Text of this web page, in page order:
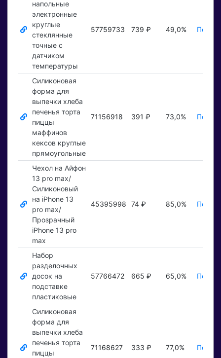
напольные
электронные
круглые
стеклянные
точные с
датчиком
температуры
57759733 739 ₽ 49,0%
Силиконовая
форма для
выпечки хлеба
печенья торта
пиццы
маффинов
кексов круглые
прямоугольные
71156918 391 ₽ 73,0%
Чехол на Айфон
13 pro max/
Силиконовый
на iPhone 13
pro max/
Прозрачный
iPhone 13 pro
max
45395998 74 ₽ 85,0%
Набор
разделочных
досок на
подставке
пластиковые
57766472 665 ₽ 65,0%
Силиконовая
форма для
выпечки хлеба
печенья торта
пиццы
71168627 333 ₽ 77,0%